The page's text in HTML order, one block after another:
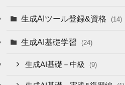
生成AIツール登録&資格 (14)
生成AI基礎学習 (24)
生成AI基礎－中級 (9)